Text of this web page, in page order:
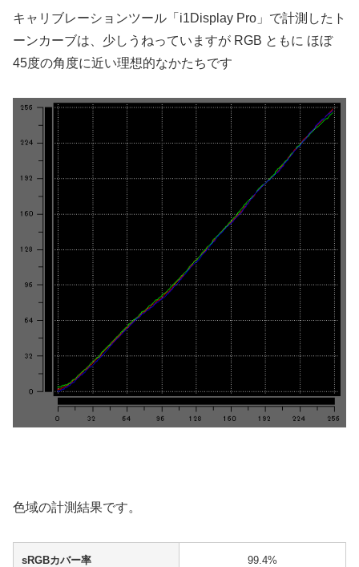
キャリブレーションツール「i1Display Pro」で計測したト
ーンカーブは、少しうねっていますが RGB ともに ほぼ
45度の角度に近い理想的なかたちです
色域の計測結果です。
sRGBカバー率 99.4%